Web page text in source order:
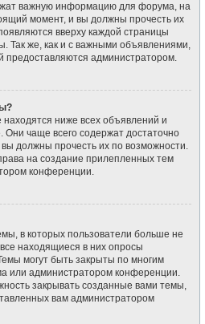
важную информацию для форума, на
момент, и вы должны прочесть их
вверху каждой страницы
Так же, как и с важными объявлениями,
предоставляются администратором.
ниже всех объявлений и
Они чаще всего содержат достаточно
должны прочесть их по возможности.
на создание прилепленных тем
конференции.
в которых пользователи больше не
находящиеся в них опросы
могут быть закрыты по многим
или администратором конференции.
закрывать созданные вами темы,
вам администратором